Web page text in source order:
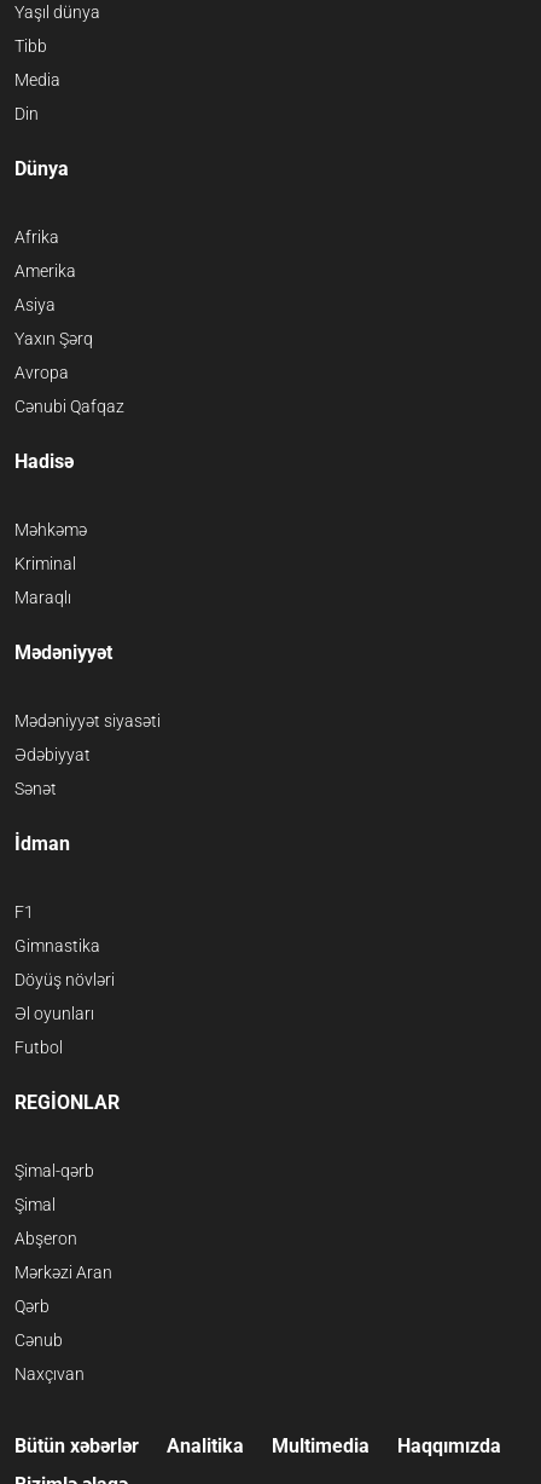
Yaşıl dünya
Tibb
Media
Din
Dünya
Afrika
Amerika
Asiya
Yaxın Şərq
Avropa
Cənubi Qafqaz
Hadisə
Məhkəmə
Kriminal
Maraqlı
Mədəniyyət
Mədəniyyət siyasəti
Ədəbiyyat
Sənət
İdman
F1
Gimnastika
Döyüş növləri
Əl oyunları
Futbol
REGİONLAR
Şimal-qərb
Şimal
Abşeron
Mərkəzi Aran
Qərb
Cənub
Naxçıvan
Bütün xəbərlər Analitika Multimedia
Haqqımızda